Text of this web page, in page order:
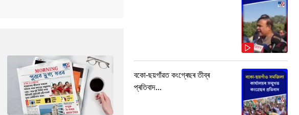
বকো-ছয়গাঁৱত কংগ্ৰেছৰ তীব্ৰ
প্ৰতিবাদ...